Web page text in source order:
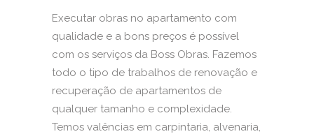
Executar obras no apartamento com
qualidade e a bons preços é possível
com os serviços da Boss Obras. Fazemos
todo o tipo de trabalhos de renovação e
recuperação de apartamentos de
qualquer tamanho e complexidade.
Temos valências em carpintaria, alvenaria,